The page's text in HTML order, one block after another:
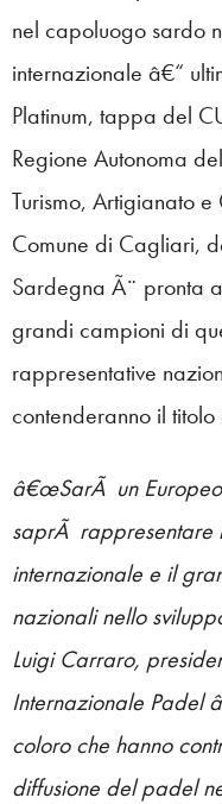
nel capoluogo sardo
internazionale â€“
Platinum, tappa del
Regione Autonoma
Turismo, Artigianato
Comune di Cagliari,
Sardegna Ã¨ pronta
grandi campioni di
rappresentative
contenderanno il titolo
â€œSarÃ un
saprÃ rappresentare
internazionale e il
nazionali nello
Luigi Carraro,
Internazionale Padel
coloro che hanno
diffusione del padel